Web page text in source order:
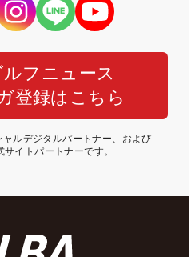
フニュース
登録はこちら
ルデジタルパートナー、および
サイトパートナーです。